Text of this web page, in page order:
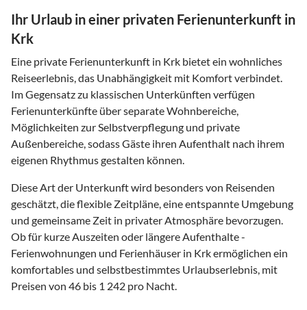
Ihr Urlaub in einer privaten Ferienunterkunft in
Krk
Eine private Ferienunterkunft in Krk bietet ein wohnliches
Reiseerlebnis, das Unabhängigkeit mit Komfort verbindet.
Im Gegensatz zu klassischen Unterkünften verfügen
Ferienunterkünfte über separate Wohnbereiche,
Möglichkeiten zur Selbstverpflegung und private
Außenbereiche, sodass Gäste ihren Aufenthalt nach ihrem
eigenen Rhythmus gestalten können.
Diese Art der Unterkunft wird besonders von Reisenden
geschätzt, die flexible Zeitpläne, eine entspannte Umgebung
und gemeinsame Zeit in privater Atmosphäre bevorzugen.
Ob für kurze Auszeiten oder längere Aufenthalte -
Ferienwohnungen und Ferienhäuser in Krk ermöglichen ein
komfortables und selbstbestimmtes Urlaubserlebnis, mit
Preisen von 46 bis 1 242 pro Nacht.